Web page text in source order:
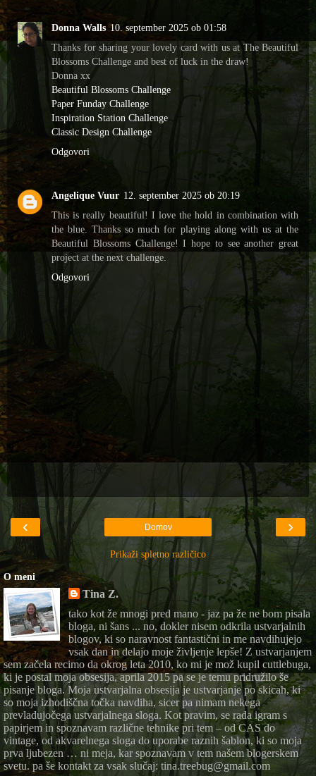
Donna Walls 10. september 2025 ob 01:58
Thanks for sharing your lovely card with us at The Beautiful
Blossoms Challenge and best of luck in the draw!
Donna xx
Beautiful Blossoms Challenge
Paper Funday Challenge
Inspiration Station Challenge
Classic Design Challenge
Odgovori
Angelique Vuur 12. september 2025 ob 20:19
This is really beautiful! I love the hold in combination with
the blue. Thanks so much for playing along with us at the
Beautiful Blossoms Challenge! I hope to see another great
project at the next challenge.
Odgovori
‹ ›
Domov
Prikaži spletno različico
O meni
Tina Z.
tako kot že mnogi pred mano - jaz pa že ne bom pisala
bloga, ni šans ... no, dokler nisem odkrila ustvarjalnih
blogov, ki so naravnost fantastični in me navdihujejo
vsak dan in delajo moje življenje lepše! Z ustvarjanjem
sem začela recimo da okrog leta 2010, ko mi je mož kupil cuttlebuga,
ki je postal moja obsesija, aprila 2015 pa se je temu pridružilo še
pisanje bloga. Moja ustvarjalna obsesija je ustvarjanje po skicah, ki
so moja izhodiščna točka navdiha, sicer pa nimam nekega
prevladujočega ustvarjalnega sloga. Kot pravim, se rada igram s
papirjem in spoznavam različne tehnike pri tem – od CAS do
vintage, od akvarelnega sloga do uporabe raznih šablon, ki so moja
prva ljubezen … ni meja, kar spoznavam v tem našem blogerskem
svetu. pa še kontakt za vsak slučaj: tina.treebug@gmail.com